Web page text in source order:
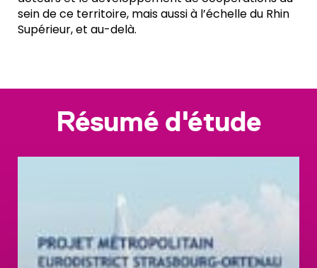
sein de ce territoire, mais aussi à l’échelle du Rhin
Supérieur, et au-delà.
Résumé d'étude